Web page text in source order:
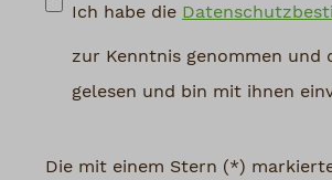
Ich habe die
zur Kenntnis genommen und
gelesen und bin mit ihnen
Die mit einem Stern (*)